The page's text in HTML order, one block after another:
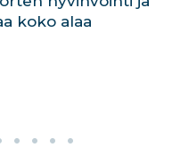
koko alaa